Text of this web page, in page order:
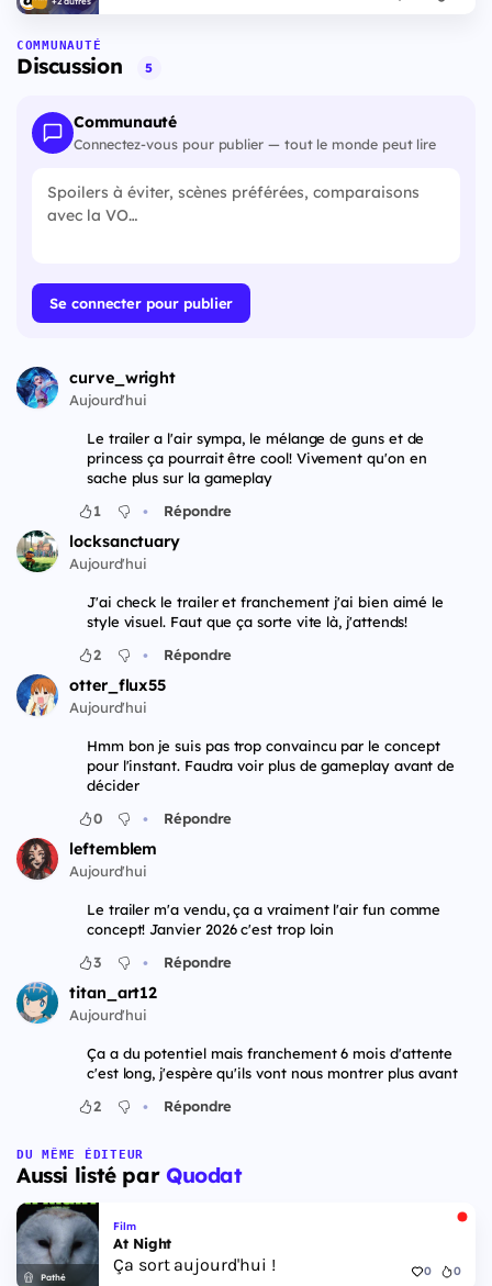
COMMUNAUTÉ
Discussion 5
Communauté
Connectez-vous pour publier — tout le monde peut lire
Se connecter pour publier
curve_wright
Aujourd'hui
Le trailer a l'air sympa, le mélange de guns et de
princess ça pourrait être cool! Vivement qu'on en
sache plus sur la gameplay
1
• Répondre
locksanctuary
Aujourd'hui
J'ai check le trailer et franchement j'ai bien aimé le
style visuel. Faut que ça sorte vite là, j'attends!
2
• Répondre
otter_flux55
Aujourd'hui
Hmm bon je suis pas trop convaincu par le concept
pour l'instant. Faudra voir plus de gameplay avant de
décider
0
• Répondre
leftemblem
Aujourd'hui
Le trailer m'a vendu, ça a vraiment l'air fun comme
concept! Janvier 2026 c'est trop loin
3
• Répondre
titan_art12
Aujourd'hui
Ça a du potentiel mais franchement 6 mois d'attente
c'est long, j'espère qu'ils vont nous montrer plus avant
2
• Répondre
DU MÊME ÉDITEUR
Aussi listé par Quodat
Pathé
Film
At Night
Ça sort aujourd'hui ! 0 0